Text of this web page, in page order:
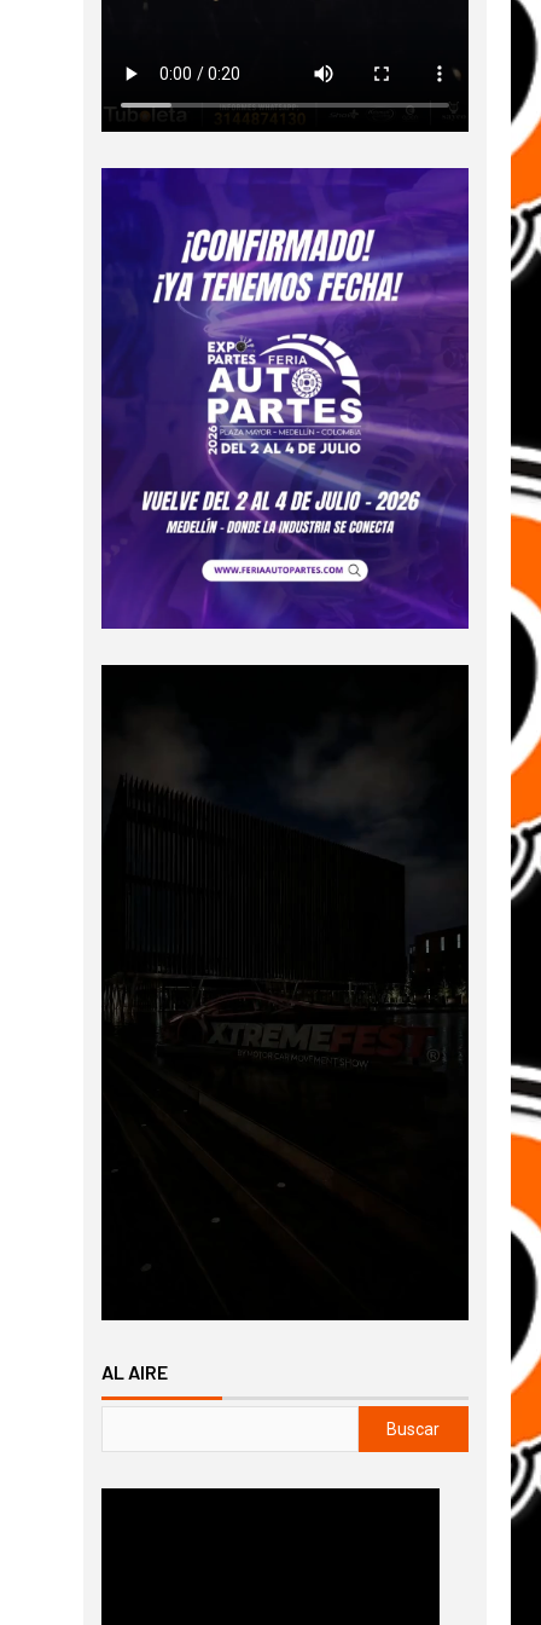
AL AIRE
Buscar